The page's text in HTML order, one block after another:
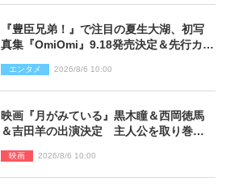
『豊臣兄弟！』で注目の夏生大湖、初写
真集『OmiOmi』9.18発売決定＆先行カッ
エンタメ 2026/8/6 10:00
映画『月がみている』黒木瞳＆西岡徳馬
＆吉田羊の出演決定 主人公を取り巻く
映画 2026/8/6 10:00